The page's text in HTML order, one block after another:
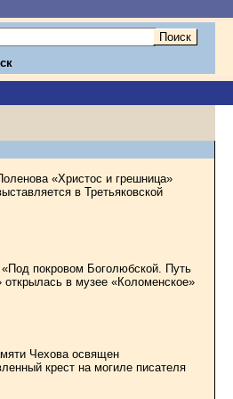
«Христос и грешница»
в Третьяковской
«Под покровом Боголюбской. Путь
в музее «Коломенское»
Чехова освящен
крест на могиле писателя